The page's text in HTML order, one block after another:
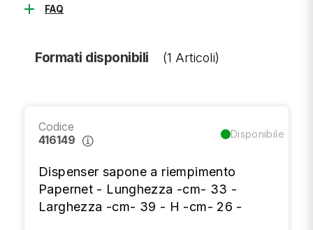
add FAQ
Formati disponibili (1 Articoli)
Codice
416149
Disponibile
Dispenser sapone a riempimento
Papernet - Lunghezza -cm- 33 -
Larghezza -cm- 39 - H -cm- 26 -